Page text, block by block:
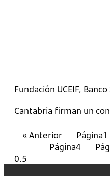
Fundación UCEIF,
Cantabria firman un
« Anterior Página1
Página4